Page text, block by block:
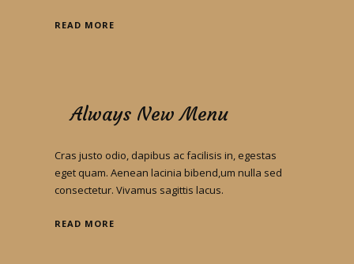
READ MORE
Always New Menu
Cras justo odio, dapibus ac facilisis in, egestas
eget quam. Aenean lacinia bibend,um nulla sed
consectetur. Vivamus sagittis lacus.
READ MORE